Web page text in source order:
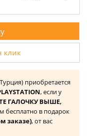
клик
приобретается
, если у
ГАЛОЧКУ ВЫШЕ,
бесплатно в подарок
заказе), от вас